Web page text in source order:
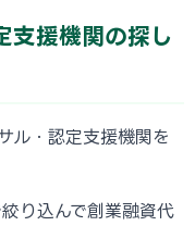
支援機関の探し
ル・認定支援機関を
絞り込んで創業融資代